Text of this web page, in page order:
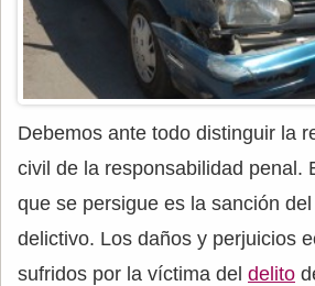
Debemos ante todo distinguir la
civil de la responsabilidad penal.
que se persigue es la sanción
delictivo. Los daños y perjuicios
sufridos por la víctima del delito